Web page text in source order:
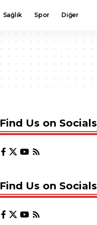
Sağlık Spor Diğer
Find Us on Socials
Find Us on Socials